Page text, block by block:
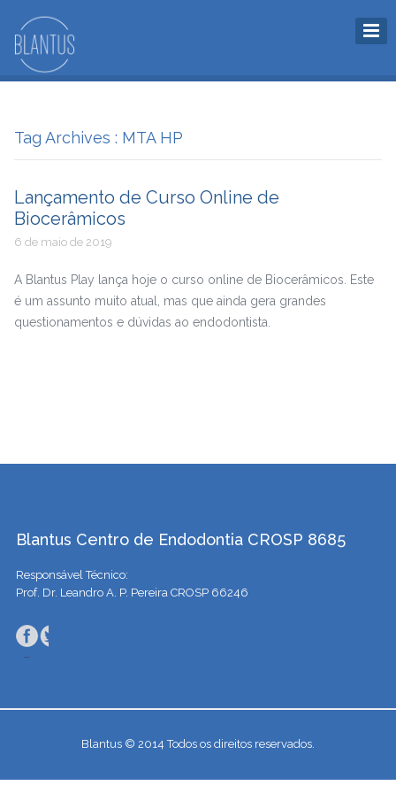
Tag Archives : MTA HP
Lançamento de Curso Online de
Biocerâmicos
6 de maio de 2019
A Blantus Play lança hoje o curso online de Biocerâmicos. Este
é um assunto muito atual, mas que ainda gera grandes
questionamentos e dúvidas ao endodontista.
Blantus Centro de Endodontia CROSP 8685
Responsável Técnico:
Prof. Dr. Leandro A. P. Pereira CROSP 66246
Blantus © 2014 Todos os direitos reservados.